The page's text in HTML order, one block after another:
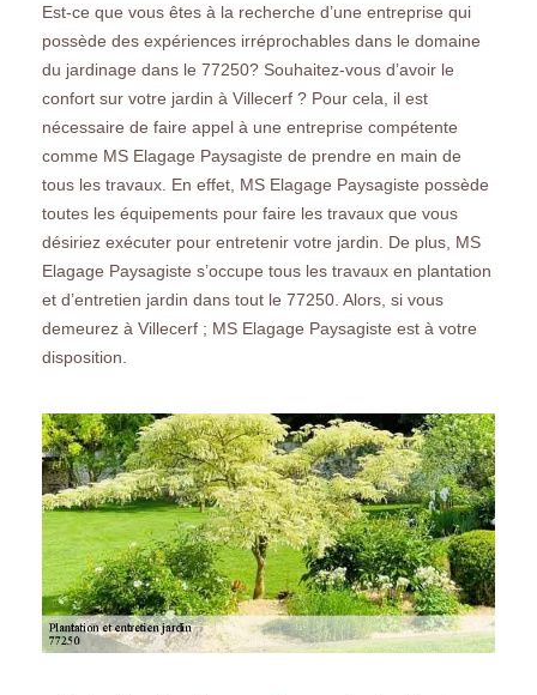
Est-ce que vous êtes à la recherche d’une entreprise qui
possède des expériences irréprochables dans le domaine
du jardinage dans le 77250? Souhaitez-vous d’avoir le
confort sur votre jardin à Villecerf ? Pour cela, il est
nécessaire de faire appel à une entreprise compétente
comme MS Elagage Paysagiste de prendre en main de
tous les travaux. En effet, MS Elagage Paysagiste possède
toutes les équipements pour faire les travaux que vous
désiriez exécuter pour entretenir votre jardin. De plus, MS
Elagage Paysagiste s’occupe tous les travaux en plantation
et d’entretien jardin dans tout le 77250. Alors, si vous
demeurez à Villecerf ; MS Elagage Paysagiste est à votre
disposition.